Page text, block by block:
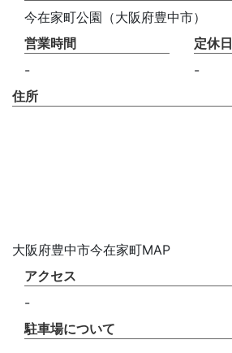
今在家町公園（大阪府豊中市）
営業時間
-
定休日
-
住所
大阪府豊中市今在家町MAP
アクセス
-
駐車場について